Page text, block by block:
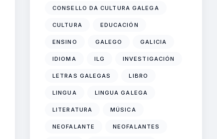
CONSELLO DA CULTURA GALEGA
CULTURA EDUCACIÓN
ENSINO GALEGO GALICIA
IDIOMA ILG INVESTIGACIÓN
LETRAS GALEGAS LIBRO
LINGUA LINGUA GALEGA
LITERATURA MÚSICA
NEOFALANTE NEOFALANTES